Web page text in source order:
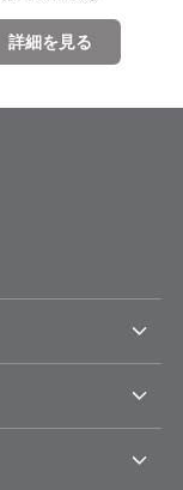
詳細を見る